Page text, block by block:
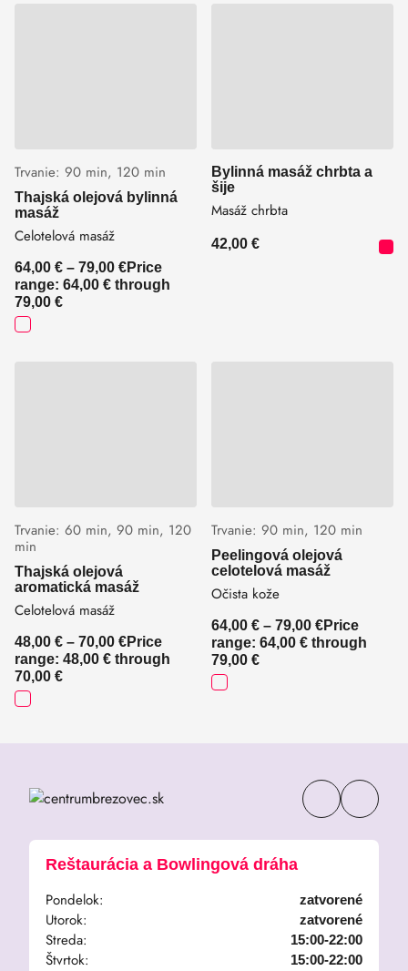
Trvanie: 90 min 120 min
Thajská olejová bylinná
masáž
Celotelová masáž
64,00 € – 79,00 €Price
range: 64,00 € through
79,00 €
Bylinná masáž chrbta a
šije
Masáž chrbta
42,00 €
Trvanie: 60 min 90 min 120
min
Thajská olejová
aromatická masáž
Celotelová masáž
48,00 € – 70,00 €Price
range: 48,00 € through
70,00 €
Trvanie: 90 min 120 min
Peelingová olejová
celotelová masáž
Očista kože
64,00 € – 79,00 €Price
range: 64,00 € through
79,00 €
Reštaurácia a Bowlingová dráha
Pondelok: zatvorené
Utorok: zatvorené
Streda: 15:00-22:00
Štvrtok: 15:00-22:00